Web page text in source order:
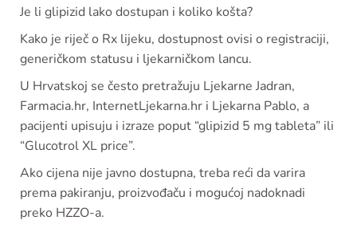
Je li glipizid lako dostupan i koliko košta?
Kako je riječ o Rx lijeku, dostupnost ovisi o registraciji,
generičkom statusu i ljekarničkom lancu.
U Hrvatskoj se često pretražuju Ljekarne Jadran,
Farmacia.hr, InternetLjekarna.hr i Ljekarna Pablo, a
pacijenti upisuju i izraze poput “glipizid 5 mg tableta” ili
“Glucotrol XL price”.
Ako cijena nije javno dostupna, treba reći da varira
prema pakiranju, proizvođaču i mogućoj nadoknadi
preko HZZO-a.